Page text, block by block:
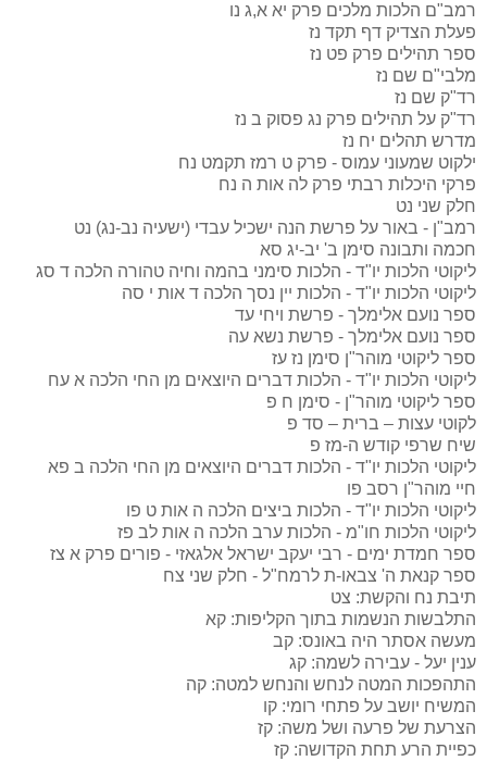
רמב"ם הלכות מלכים פרק יא א,ג נו
פעלת הצדיק דף תקד נז
ספר תהילים פרק פט נז
מלבי"ם שם נז
רד"ק שם נז
רד"ק על תהילים פרק נג פסוק ב נז
מדרש תהלים יח נז
ילקוט שמעוני עמוס - פרק ט רמז תקמט נח
פרקי היכלות רבתי פרק לה אות ה נח
חלק שני נט
רמב"ן - באור על פרשת הנה ישכיל עבדי (ישעיה נב-נג) נט
חכמה ותבונה סימן ב' יב-יג סא
ליקוטי הלכות יו"ד - הלכות סימני בהמה וחיה טהורה הלכה ד סג
ליקוטי הלכות יו"ד - הלכות יין נסך הלכה ד אות י סה
ספר נועם אלימלך - פרשת ויחי עד
ספר נועם אלימלך - פרשת נשא עה
ספר ליקוטי מוהר"ן סימן נז עז
ליקוטי הלכות יו"ד - הלכות דברים היוצאים מן החי הלכה א עח
ספר ליקוטי מוהר"ן - סימן ח פ
לקוטי עצות – ברית – סד פ
שיח שרפי קודש ה-מז פ
ליקוטי הלכות יו"ד - הלכות דברים היוצאים מן החי הלכה ב פא
חיי מוהר"ן רסב פו
ליקוטי הלכות יו"ד - הלכות ביצים הלכה ה אות ט פו
ליקוטי הלכות חו"מ - הלכות ערב הלכה ה אות לב פז
ספר חמדת ימים - רבי יעקב ישראל אלגאזי - פורים פרק א צז
ספר קנאת ה' צבאו-ת לרמח"ל - חלק שני צח
תיבת נח והקשת: צט
התלבשות הנשמות בתוך הקליפות: קא
מעשה אסתר היה באונס: קב
ענין יעל - עבירה לשמה: קג
התהפכות המטה לנחש והנחש למטה: קה
המשיח יושב על פתחי רומי: קו
הצרעת של פרעה ושל משה: קז
כפיית הרע תחת הקדושה: קז